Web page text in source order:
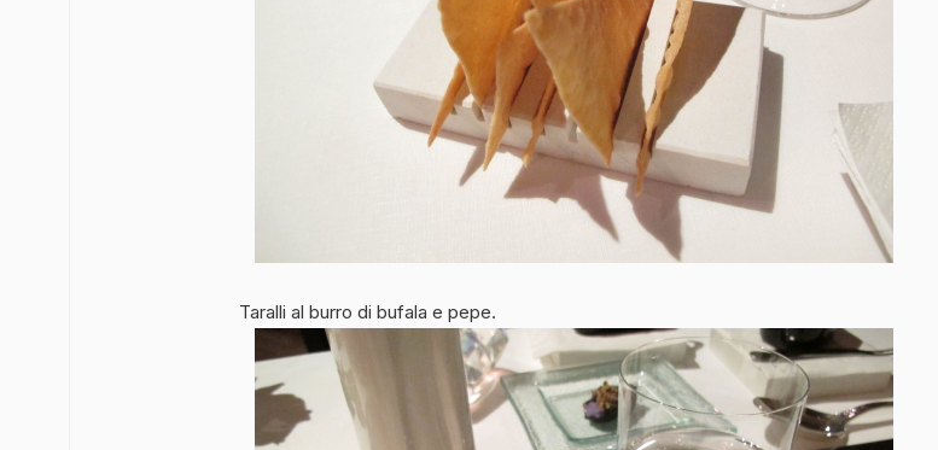
Taralli al burro di bufala e pepe.